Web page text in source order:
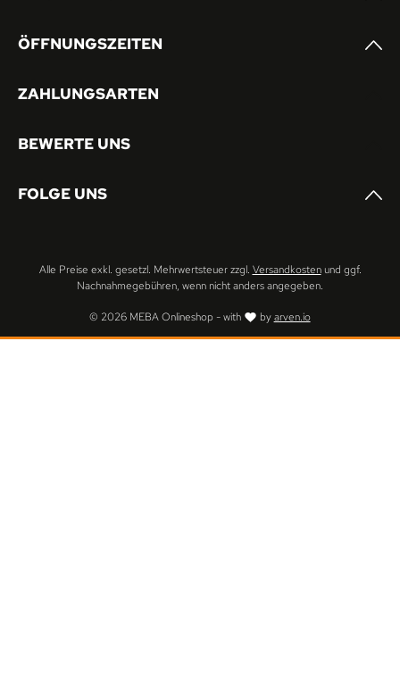
ÖFFNUNGSZEITEN
ZAHLUNGSARTEN
BEWERTE UNS
FOLGE UNS
© 2026 MEBA Onlineshop - with byarven.io
Alle Preise exkl. gesetzl. Mehrwertsteuer zzgl. Versandkostenund ggf.
Nachnahmegebühren, wenn nicht anders angegeben.